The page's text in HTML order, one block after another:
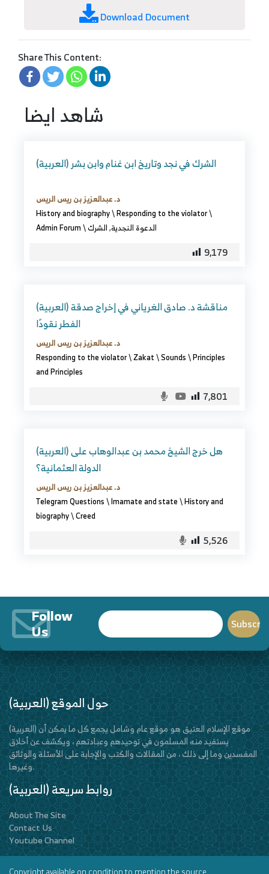
Download Document
Share This Content:
شاهد ايضا
(العربية) الشرك في نجد وتاريخ ابن غنام وابن بشر
د. عبدالعزيز بن ريس الريس
History and biography\Responding to the violator\
Admin Forum\ الدعوة النجدية,الشرك
9,179
(العربية) مناقشة د. صادق الغرياني في إخراج صدقة
الفطر نقودًا
د. عبدالعزيز بن ريس الريس
Responding to the violator\Zakat\Sounds\Principles
and Principles
7,801
(العربية) هل خرج الشيخ محمد بن عبدالوهاب على
الدولة العثمانية؟
د. عبدالعزيز بن ريس الريس
Telegram Questions\Imamate and state\History and
biography\Creed
5,526
Follow
Us
(العربية) حول الموقع
(العربية) موقع الإسلام العتيق هو موقع عام وشامل يجمع كل ما يمكن أن
يستفيد منه المسلمون في توحيدهم وعبادتهم ، ويكشف عن أخلاق
المفسدين وما إلى ذلك ، من المقالات والكتب والإجابة على الأسئلة والوثائق
وغيرها.
(العربية) روابط سريعة
About The Site
Contact Us
Youtube Channel